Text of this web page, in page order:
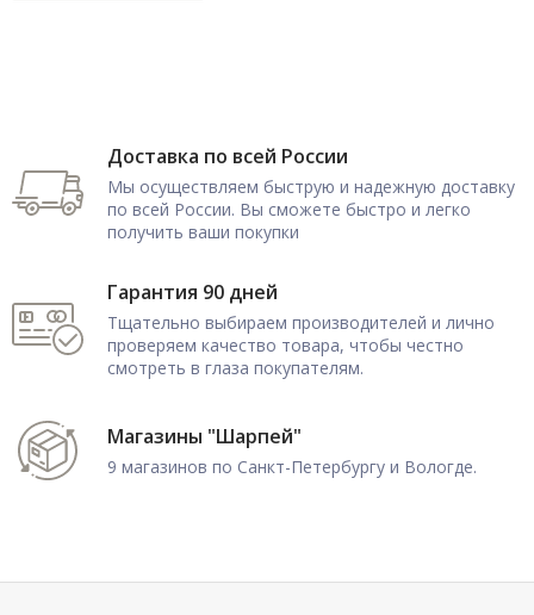
Доставка по всей России
Мы осуществляем быструю и надежную доставку
по всей России. Вы сможете быстро и легко
получить ваши покупки
Гарантия 90 дней
Тщательно выбираем производителей и лично
проверяем качество товара, чтобы честно
смотреть в глаза покупателям.
Магазины "Шарпей"
9 магазинов по Санкт-Петербургу и Вологде.